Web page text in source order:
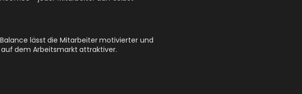
lässt die Mitarbeiter motivierter und
dem Arbeitsmarkt attraktiver.